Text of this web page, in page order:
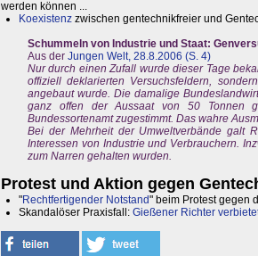
werden können ...
Koexistenz zwischen gentechnikfreier und
Schummeln von Industrie und Staat:
Aus der Jungen Welt, 28.8.2006 (S. 4)
Nur durch einen Zufall wurde dieser Tage
offiziell deklarierten Versuchsfeldern,
angebaut wurde. Die damalige
ganz offen der Aussaat von 50 Tonnen
Bundessortenamt zugestimmt. Das wahre
Bei der Mehrheit der Umweltverbände galt
Interessen von Industrie und Verbrauchern.
zum Narren gehalten wurden.
Protest und Aktion gegen
"Rechtfertigender Notstand" beim Protest gegen
Skandalöser Praxisfall: Gießener Richter